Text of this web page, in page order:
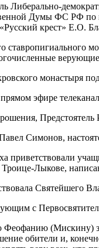
Либерально-
Думы ФС РФ
крест» Е.О.
монастыря
эфире
Симонов,
Лыкове,
Святейшего
с
(Мискину)
обители и,